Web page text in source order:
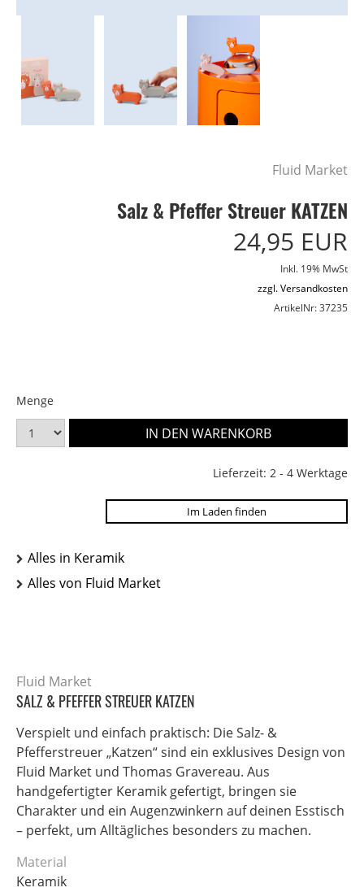
Fluid Market
Salz & Pfeffer Streuer KATZEN
24,95 EUR
Inkl. 19% MwSt
zzgl. Versandkosten
ArtikelNr: 37235
Menge
Lieferzeit: 2 - 4 Werktage
Im Laden finden
Alles in Keramik
Alles von Fluid Market
Fluid Market
SALZ & PFEFFER STREUER KATZEN
Verspielt und einfach praktisch: Die Salz- &
Pfefferstreuer „Katzen“ sind ein exklusives Design von
Fluid Market und Thomas Gravereau. Aus
handgefertigter Keramik gefertigt, bringen sie
Charakter und ein Augenzwinkern auf deinen Esstisch
– perfekt, um Alltägliches besonders zu machen.
Material
Keramik